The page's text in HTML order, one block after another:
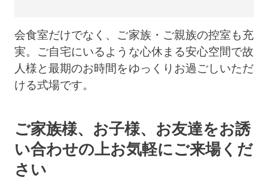
会食室だけでなく、ご家族・ご親族の控室も充
実。ご自宅にいるような心休まる安心空間で故
人様と最期のお時間をゆっくりお過ごしいただ
ける式場です。
ご家族様、お子様、お友達をお誘
い合わせの上お気軽にご来場くだ
さい